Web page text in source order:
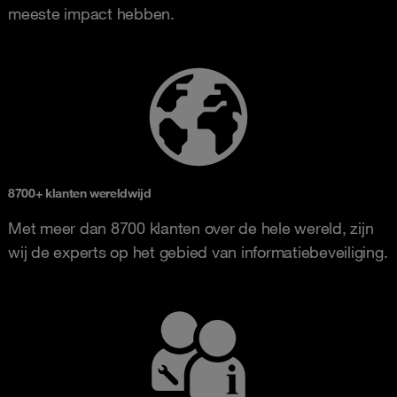
meeste impact hebben.
8700+ klanten wereldwijd
Met meer dan 8700 klanten over de hele wereld, zijn
wij de experts op het gebied van informatiebeveiliging.